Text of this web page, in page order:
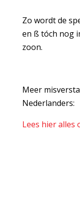
Zo wordt de
en ß tóch nog
zoon.
Meer
Nederlanders:
Lees hier alles